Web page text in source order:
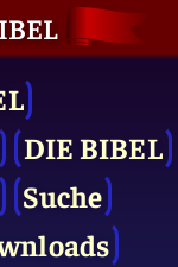
DIE BIBEL
Suche